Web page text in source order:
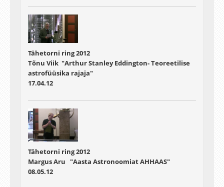
Tähetorni ring 2012
Tõnu Viik "Arthur Stanley Eddington- Teoreetilise
astrofüüsika rajaja"
17.04.12
Tähetorni ring 2012
Margus Aru "Aasta Astronoomiat AHHAAS"
08.05.12